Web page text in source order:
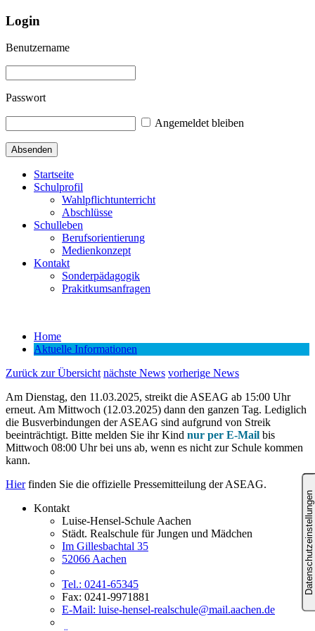
Login
Benutzername
Passwort
Angemeldet bleiben
Startseite
Schulprofil
Wahlpflichtunterricht
Abschlüsse
Schulleben
Berufsorientierung
Medienkonzept
Kontakt
Sonderpädagogik
Prakitkumsanfragen
Home
Aktuelle Informationen
Zurück zur Übersicht nächste News vorherige News
Am Dienstag, den 11.03.2025, streikt die ASEAG ab 15:00 Uhr
erneut. Am Mittwoch (12.03.2025) dann den ganzen Tag. Lediglich
die Busverbindungen der ASEAG sind aufgrund von Streik
beeinträchtigt. Bitte melden Sie ihr Kind nur per E-Mail bis
Mittwoch 08:00 Uhr bei uns ab, wenn es nicht zur Schule kommen
kann.
Hierfinden Sie die offizielle Pressemitteilung der ASEAG.
Kontakt
Luise-Hensel-Schule Aachen
Städt. Realschule für Jungen und Mädchen
Im Gillesbachtal 35
52066 Aachen
Tel.: 0241-65345
Fax: 0241-9971881
E-Mail: luise-hensel-realschule@mail.aachen.de